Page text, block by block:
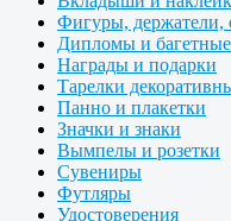
Фигуры, держатели,
Дипломы и
Награды и подарки
Тарелки
Панно и плакетки
Значки и знаки
Вымпелы и розетки
Сувениры
Футляры
Удостоверения